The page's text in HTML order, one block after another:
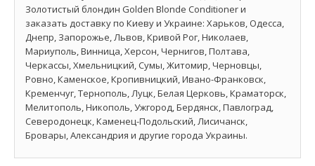
Золотистый блондин Golden Blonde Conditioner и
заказать доставку по Киеву и Украине: Харьков, Одесса,
Днепр, Запорожье, Львов, Кривой Рог, Николаев,
Мариуполь, Винница, Херсон, Чернигов, Полтава,
Черкассы, Хмельницкий, Сумы, Житомир, Черновцы,
Ровно, Каменское, Кропивницкий, Ивано-Франковск,
Кременчуг, Тернополь, Луцк, Белая Церковь, Краматорск,
Мелитополь, Никополь, Ужгород, Бердянск, Павлоград,
Северодонецк, Каменец-Подольский, Лисичанск,
Бровары, Александрия и другие города Украины.